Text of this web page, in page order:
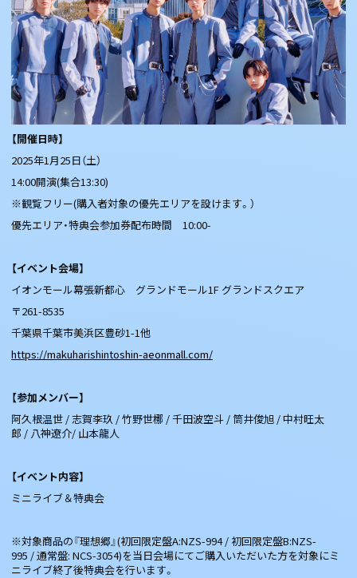
【開催日時】
2025年1月25日（土）
14:00開演(集合13:30)
※観覧フリー(購入者対象の優先エリアを設けます。）
優先エリア・特典会参加券配布時間 10:00-
【イベント会場】
イオンモール幕張新都心 グランドモール1F グランドスクエア
〒261-8535
千葉県千葉市美浜区豊砂1-1他
https://makuharishintoshin-aeonmall.com/
【参加メンバー】
阿久根温世 / 志賀李玖 / 竹野世梛 / 千田波空斗 / 筒井俊旭 / 中村旺太
郎 / 八神遼介/ 山本龍人
【イベント内容】
ミニライブ＆特典会
※対象商品の『理想郷』(初回限定盤A:NZS-994 / 初回限定盤B:NZS-
995 / 通常盤: NCS-3054)を当日会場にてご購入いただいた方を対象にミ
ニライブ終了後特典会を行います。